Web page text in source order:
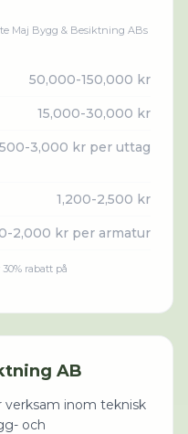
Maj Bygg & Besiktning ABs
50,000-150,000 kr
15,000-30,000 kr
3,000 kr per uttag
1,200-2,500 kr
2,000 kr per armatur
rabatt på
AB
verksam inom teknisk
och